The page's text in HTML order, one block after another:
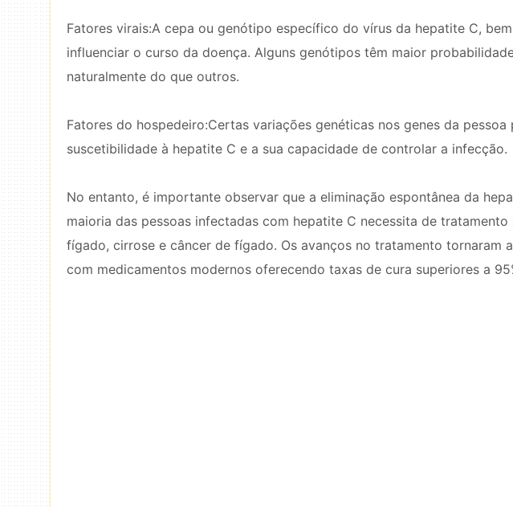
Fatores virais:A cepa ou genótipo específico do vírus da hepatite C,
influenciar o curso da doença. Alguns genótipos têm maior
naturalmente do que outros.
Fatores do hospedeiro:Certas variações genéticas nos genes da pessoa
suscetibilidade à hepatite C e a sua capacidade de controlar a infecção.
No entanto, é importante observar que a eliminação espontânea da
maioria das pessoas infectadas com hepatite C necessita de
fígado, cirrose e câncer de fígado. Os avanços no tratamento tornaram
com medicamentos modernos oferecendo taxas de cura superiores a